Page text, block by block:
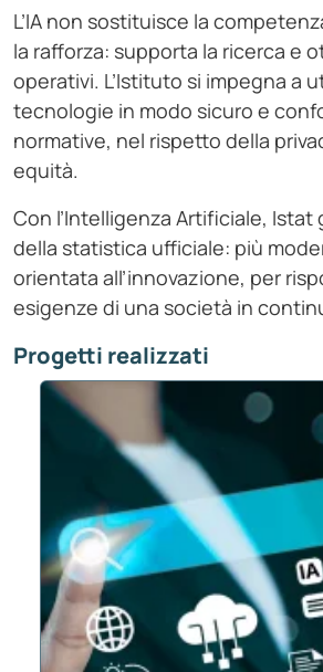
L’IA non sostituisce la
la rafforza: supporta la ricerca e
operativi. L’Istituto si impegna a
tecnologie in modo sicuro e
normative, nel rispetto della
equità.
Con l’Intelligenza Artificiale, Istat
della statistica ufficiale: più
orientata all’innovazione, per
esigenze di una società in
Progetti realizzati